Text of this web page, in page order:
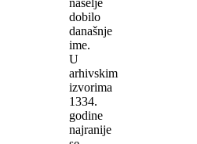
naselje
dobilo
današnje
ime.
U
arhivskim
izvorima
1334.
godine
najranije